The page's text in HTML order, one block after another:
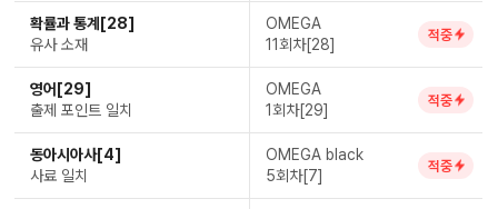
확률과 통계[28]
유사 소재
OMEGA
11회차[28]
적중
영어[29]
출제 포인트 일치
OMEGA
1회차[29]
적중
동아시아사[4]
사료 일치
OMEGA black
5회차[7]
적중